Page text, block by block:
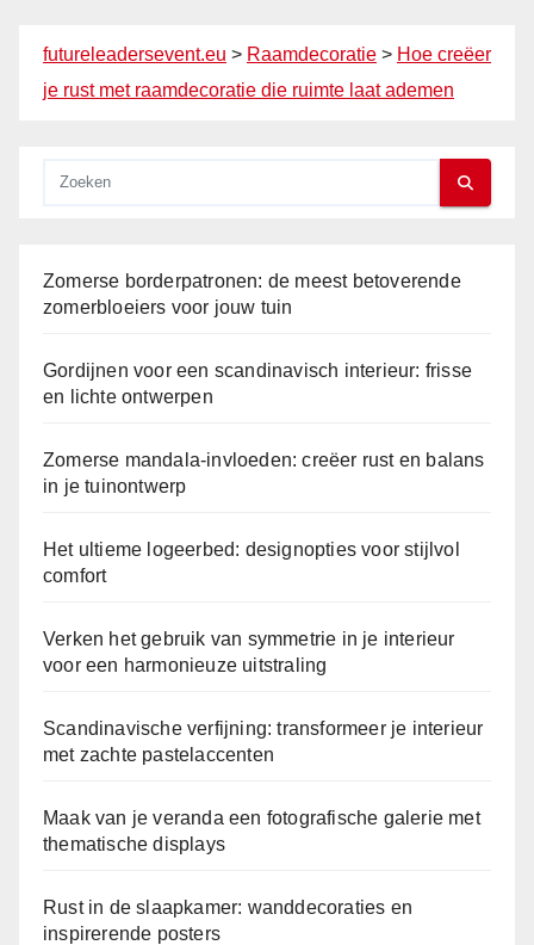
futureleadersevent.eu > Raamdecoratie > Hoe creëer
je rust met raamdecoratie die ruimte laat ademen
Zomerse borderpatronen: de meest betoverende
zomerbloeiers voor jouw tuin
Gordijnen voor een scandinavisch interieur: frisse
en lichte ontwerpen
Zomerse mandala-invloeden: creëer rust en balans
in je tuinontwerp
Het ultieme logeerbed: designopties voor stijlvol
comfort
Verken het gebruik van symmetrie in je interieur
voor een harmonieuze uitstraling
Scandinavische verfijning: transformeer je interieur
met zachte pastelaccenten
Maak van je veranda een fotografische galerie met
thematische displays
Rust in de slaapkamer: wanddecoraties en
inspirerende posters